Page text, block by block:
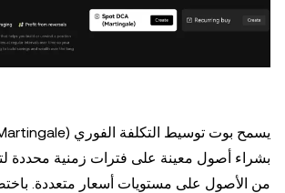
بشراء أصول معينة على فترات زمنية محددة
من الأصول على مستويات أسعار متعددة.